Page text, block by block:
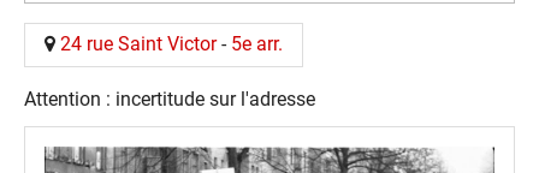
24 rue Saint Victor- 5e arr.
Attention : incertitude sur l'adresse